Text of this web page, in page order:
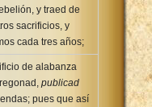
y traed de
sacrificios, y
cada tres años;
de alabanza
publicad
pues que así